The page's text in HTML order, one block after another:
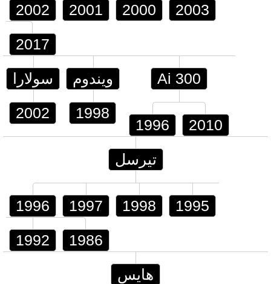
2002 2001 2000 2003
2017
سولارا
2002
ويندوم
1998
Ai 300
1996 2010
تيرسل
1996 1997 1998 1995
1992 1986
هايس